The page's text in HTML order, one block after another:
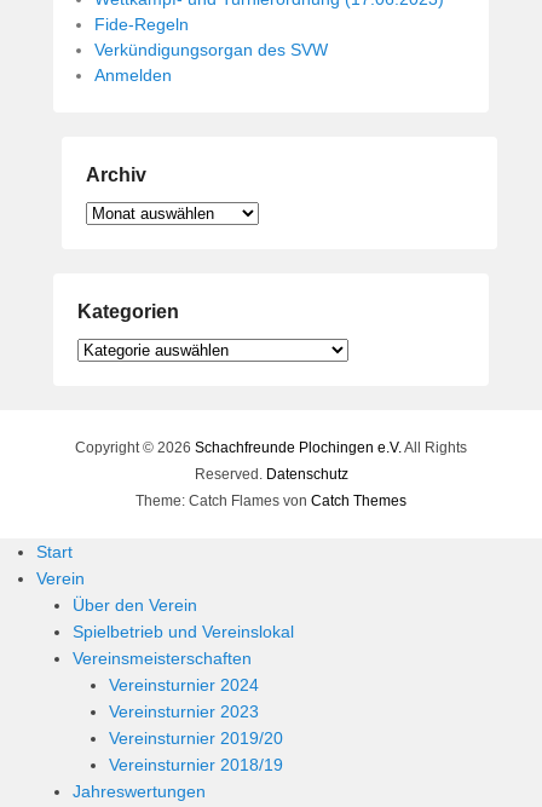
Fide-Regeln
Verkündigungsorgan des SVW
Anmelden
Archiv
Archiv
Kategorien
Kategorien
Copyright © 2026 Schachfreunde Plochingen e.V.All Rights
Reserved. Datenschutz
Theme: Catch Flames von Catch Themes
Start
Verein
Über den Verein
Spielbetrieb und Vereinslokal
Vereinsmeisterschaften
Vereinsturnier 2024
Vereinsturnier 2023
Vereinsturnier 2019/20
Vereinsturnier 2018/19
Jahreswertungen